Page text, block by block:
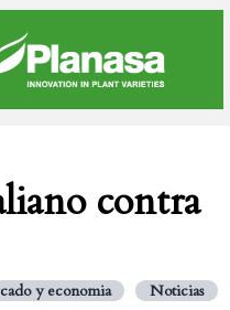
contra
y economia Noticias